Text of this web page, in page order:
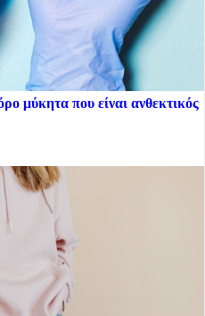
μύκητα που είναι ανθεκτικός